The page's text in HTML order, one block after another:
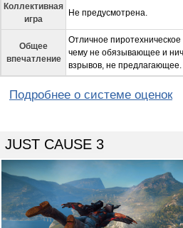
Коллективная
игра
Не предусмотрена.
Общее
впечатление
Отличное пиротехническое
чему не обязывающее и
взрывов, не предлагающее.
Подробнее о системе оценок
JUST CAUSE 3